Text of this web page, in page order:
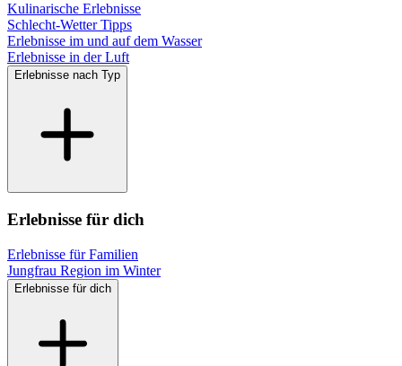
Kulinarische Erlebnisse
Schlecht-Wetter Tipps
Erlebnisse im und auf dem Wasser
Erlebnisse in der Luft
Erlebnisse nach Typ
Erlebnisse für dich
Erlebnisse für Familien
Jungfrau Region im Winter
Erlebnisse für dich